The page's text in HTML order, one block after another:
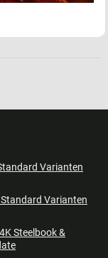
Varianten
Varianten
Steelbook &